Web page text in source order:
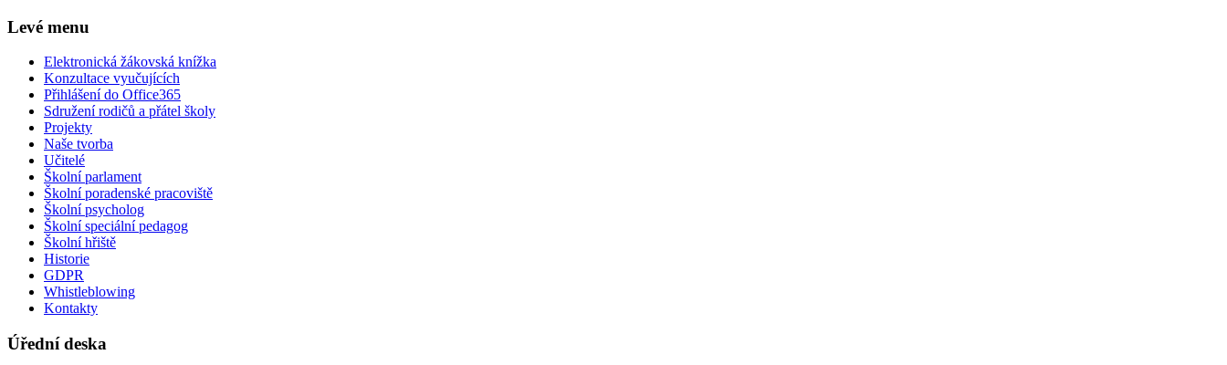
Levé menu
Elektronická žákovská knížka
Konzultace vyučujících
Přihlášení do Office365
Sdružení rodičů a přátel školy
Projekty
Naše tvorba
Učitelé
Školní parlament
Školní poradenské pracoviště
Školní psycholog
Školní speciální pedagog
Školní hřiště
Historie
GDPR
Whistleblowing
Kontakty
Úřední deska